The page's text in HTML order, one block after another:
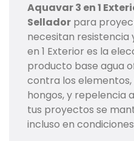
Aquavar 3 en 1
Sellador para
necesitan resistencia
en 1 Exterior es la
producto base agua
contra los
hongos, y repelencia
tus proyectos se
incluso en